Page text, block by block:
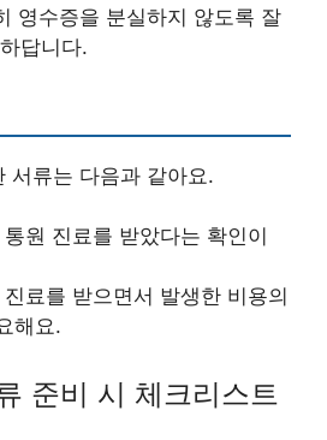
영수증을 분실하지 않도록 잘
답니다.
서류는 다음과 같아요.
통원 진료를 받았다는 확인이
진료를 받으면서 발생한 비용의
해요.
준비 시 체크리스트